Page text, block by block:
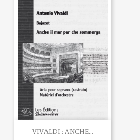
VIVALDI : ANCHE...